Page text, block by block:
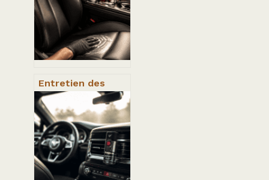
Entretien des
sièges en cuir : 3
étapes pour
stopper les
craquelures et
préserver votre
sellerie